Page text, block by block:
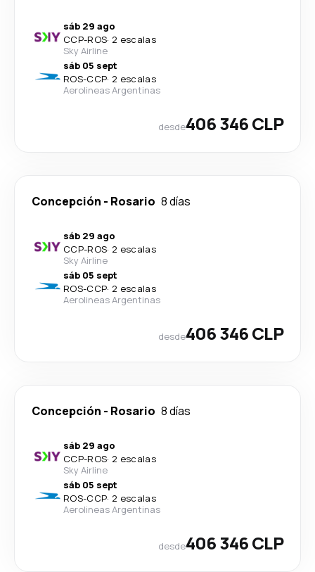
sáb 29 ago
CCP-ROS· 2 escalas
Sky Airline
sáb 05 sept
ROS-CCP· 2 escalas
Aerolineas Argentinas
desde406 346 CLP
Concepción - Rosario 8 días
sáb 29 ago
CCP-ROS· 2 escalas
Sky Airline
sáb 05 sept
ROS-CCP· 2 escalas
Aerolineas Argentinas
desde406 346 CLP
Concepción - Rosario 8 días
sáb 29 ago
CCP-ROS· 2 escalas
Sky Airline
sáb 05 sept
ROS-CCP· 2 escalas
Aerolineas Argentinas
desde406 346 CLP